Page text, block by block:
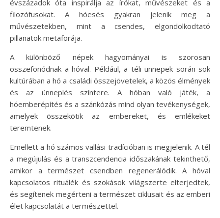
évszázadok óta inspirálja az írókat, művészeket és a
filozófusokat. A hóesés gyakran jelenik meg a
művészetekben, mint a csendes, elgondolkodtató
pillanatok metaforája.
A különböző népek hagyományai is szorosan
összefonódnak a hóval. Például, a téli ünnepek során sok
kultúrában a hó a családi összejövetelek, a közös élmények
és az ünneplés színtere. A hóban való játék, a
hóemberépítés és a szánkózás mind olyan tevékenységek,
amelyek összekötik az embereket, és emlékeket
teremtenek.
Emellett a hó számos vallási tradícióban is megjelenik. A tél
a megújulás és a transzcendencia időszakának tekinthető,
amikor a természet csendben regenerálódik. A hóval
kapcsolatos rituálék és szokások világszerte elterjedtek,
és segítenek megérteni a természet ciklusait és az emberi
élet kapcsolatát a természettel.